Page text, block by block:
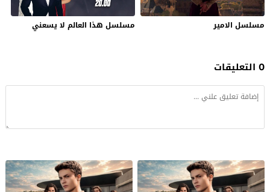
مسلسل الامير مسلسل ‏هذا العالم لا يسعني
0 التعليقات